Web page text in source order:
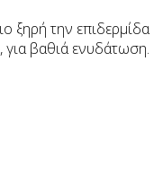
ξηρή την επιδερμίδα
, για βαθιά ενυδάτωση.